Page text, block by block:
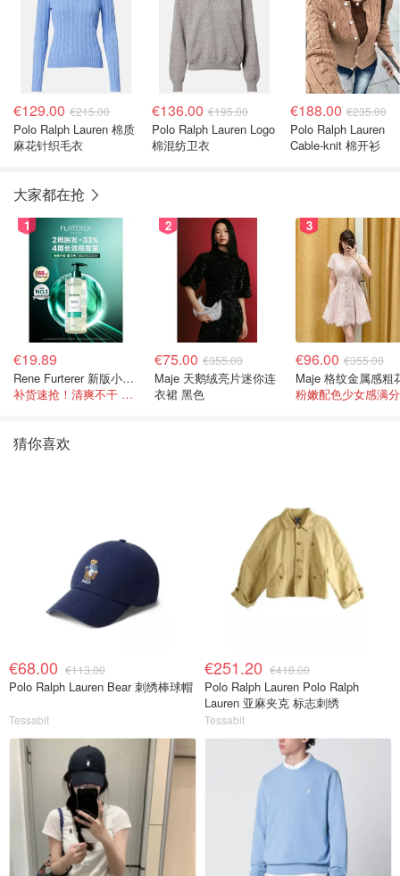
€129.00 €215.00
Polo Ralph Lauren 棉质
麻花针织毛衣
€136.00 €195.00
Polo Ralph Lauren Logo
棉混纺卫衣
€188.00 €235.00
Polo Ralph Lauren
Cable-knit 棉开衫
大家都在抢
1
€19.89
Rene Furterer 新版小白珠洗发水 500ml
补货速抢！清爽不干 蓬松强韧秀发
2
€75.00 €355.00
Maje 天鹅绒亮片迷你连
衣裙 黑色
3
€96.00 €355.00
粉嫩配色少女感满
猜你喜欢
€68.00 €113.00
Polo Ralph Lauren Bear 刺绣棒球帽
Tessabit
€251.20 €418.00
Polo Ralph Lauren Polo Ralph
Lauren 亚麻夹克 标志刺绣
Tessabit